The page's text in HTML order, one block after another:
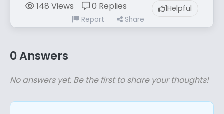
148 Views 0 Replies 1Helpful
Share
Report
0 Answers
No answers yet. Be the first to share your thoughts!